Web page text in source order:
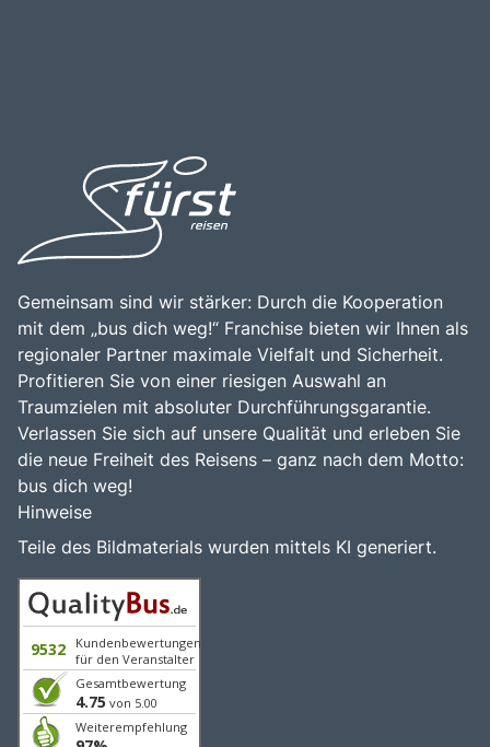
Gemeinsam sind wir stärker: Durch die Kooperation
mit dem „bus dich weg!“ Franchise bieten wir Ihnen als
regionaler Partner maximale Vielfalt und Sicherheit.
Profitieren Sie von einer riesigen Auswahl an
Traumzielen mit absoluter Durchführungsgarantie.
Verlassen Sie sich auf unsere Qualität und erleben Sie
die neue Freiheit des Reisens – ganz nach dem Motto:
bus dich weg!
Hinweise
Teile des Bildmaterials wurden mittels KI generiert.
9532
Kundenbewertungen
für den Veranstalter
Gesamtbewertung
4.75 von 5.00
Weiterempfehlung